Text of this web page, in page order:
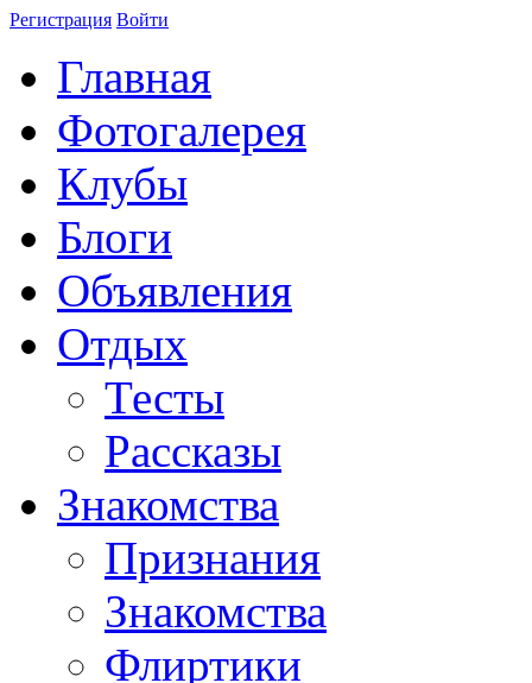
Регистрация Войти
Главная
Фотогалерея
Клубы
Блоги
Объявления
Отдых
Тесты
Рассказы
Знакомства
Признания
Знакомства
Флиртики